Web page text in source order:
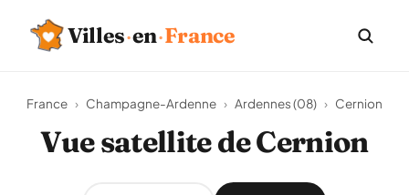
Villes·en·France
France › Champagne-Ardenne › Ardennes (08) › Cernion
Vue satellite de Cernion